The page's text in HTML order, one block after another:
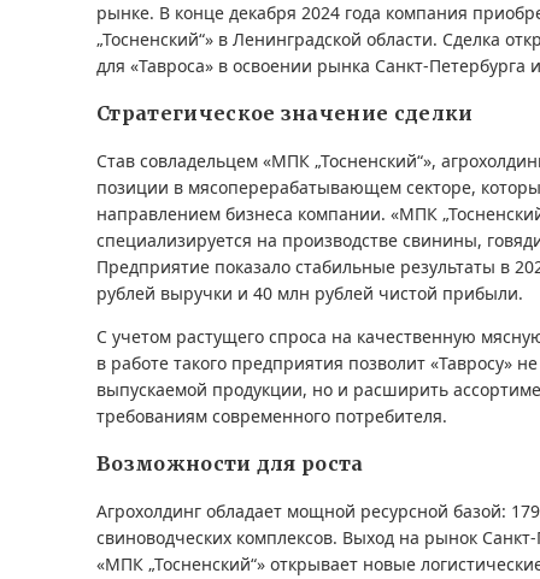
рынке. В конце декабря 2024 года компания
„Тосненский“» в Ленинградской области. Сделка
для «Тавроса» в освоении рынка Санкт-Петербурга
Стратегическое значение сделки
Став совладельцем «МПК „Тосненский“»,
позиции в мясоперерабатывающем секторе,
направлением бизнеса компании. «МПК
специализируется на производстве свинины,
Предприятие показало стабильные результаты в
рублей выручки и 40 млн рублей чистой прибыли.
С учетом растущего спроса на качественную
в работе такого предприятия позволит «Тавросу»
выпускаемой продукции, но и расширить
требованиям современного потребителя.
Возможности для роста
Агрохолдинг обладает мощной ресурсной базой:
свиноводческих комплексов. Выход на рынок
«МПК „Тосненский“» открывает новые